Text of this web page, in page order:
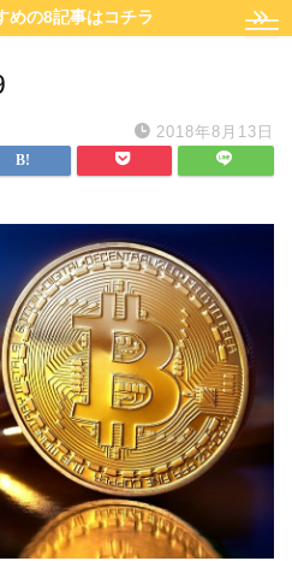
めの8記事はコチラ
2018年8月13日